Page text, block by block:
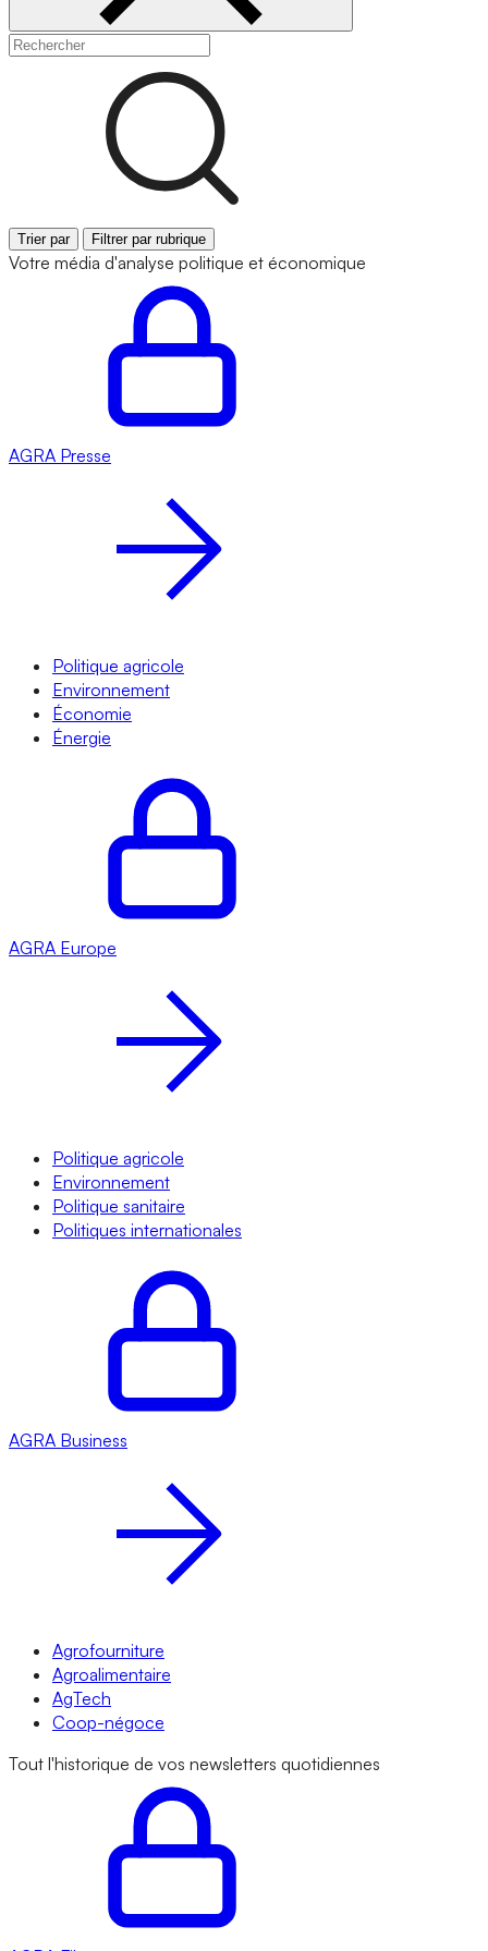
Trier par Filtrer par rubrique
Votre média d'analyse politique et économique
AGRA Presse
Politique agricole
Environnement
Économie
Énergie
AGRA Europe
Politique agricole
Environnement
Politique sanitaire
Politiques internationales
AGRA Business
Agrofourniture
Agroalimentaire
AgTech
Coop-négoce
Tout l'historique de vos newsletters quotidiennes